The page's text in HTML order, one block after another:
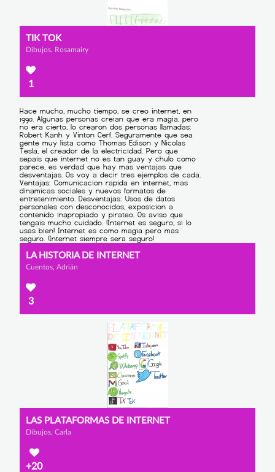
TIK TOK
Dibujos, Rosamairy
1
LA HISTORIA DE INTERNET
Cuentos, Adrián
3
LAS PLATAFORMAS DE INTERNET
Dibujos, Carla
+20